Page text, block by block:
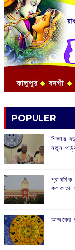
POPULER
শিক্ষায়
নতুন
প্রাথমিক
কলকাতা
আজকের